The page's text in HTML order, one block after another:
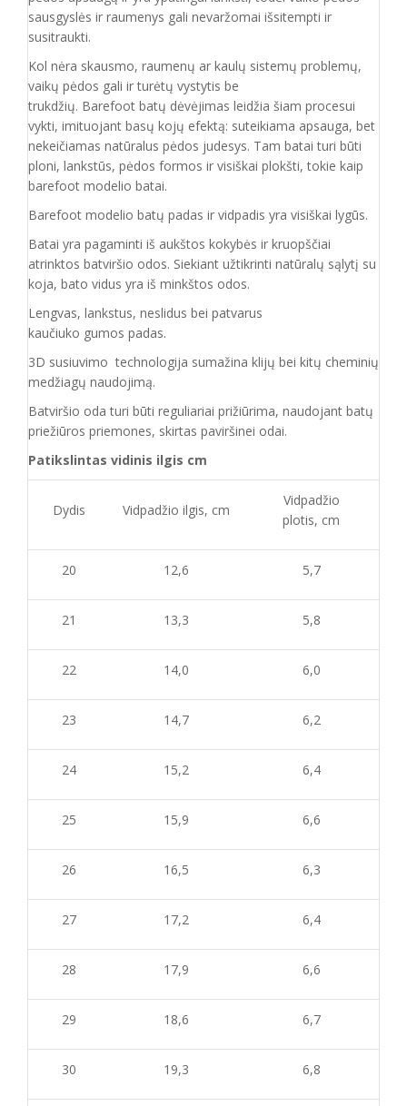
sausgyslės ir raumenys gali nevaržomai išsitempti ir
susitraukti.
Kol nėra skausmo, raumenų ar kaulų sistemų problemų,
vaikų pėdos gali ir turėtų vystytis be
trukdžių. Barefoot batų dėvėjimas leidžia šiam procesui
vykti, imituojant basų kojų efektą: suteikiama apsauga, bet
nekeičiamas natūralus pėdos judesys. Tam batai turi būti
ploni, lankstūs, pėdos formos ir visiškai plokšti, tokie kaip
barefoot modelio batai.
Barefoot modelio batų padas ir vidpadis yra visiškai lygūs.
Batai yra pagaminti iš aukštos kokybės ir kruopščiai
atrinktos batviršio odos. Siekiant užtikrinti natūralų sąlytį su
koja, bato vidus yra iš minkštos odos.
Lengvas, lankstus, neslidus bei patvarus
kaučiuko gumos padas.
3D susiuvimo technologija sumažina klijų bei kitų cheminių
medžiagų naudojimą.
Batviršio oda turi būti reguliariai prižiūrima, naudojant batų
priežiūros priemones, skirtas paviršinei odai.
Patikslintas vidinis ilgis cm
Dydis Vidpadžio ilgis, cm
Vidpadžio
plotis, cm
20 12,6 5,7
21 13,3 5,8
22 14,0 6,0
23 14,7 6,2
24 15,2 6,4
25 15,9 6,6
26 16,5 6,3
27 17,2 6,4
28 17,9 6,6
29 18,6 6,7
30 19,3 6,8